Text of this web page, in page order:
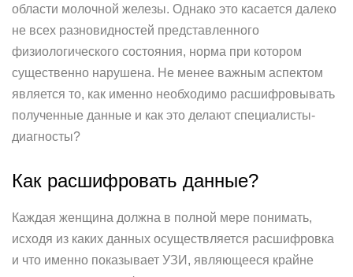
области молочной железы. Однако это касается далеко
не всех разновидностей представленного
физиологического состояния, норма при котором
существенно нарушена. Не менее важным аспектом
является то, как именно необходимо расшифровывать
полученные данные и как это делают специалисты-
диагносты?
Как расшифровать данные?
Каждая женщина должна в полной мере понимать,
исходя из каких данных осуществляется расшифровка
и что именно показывает УЗИ, являющееся крайне